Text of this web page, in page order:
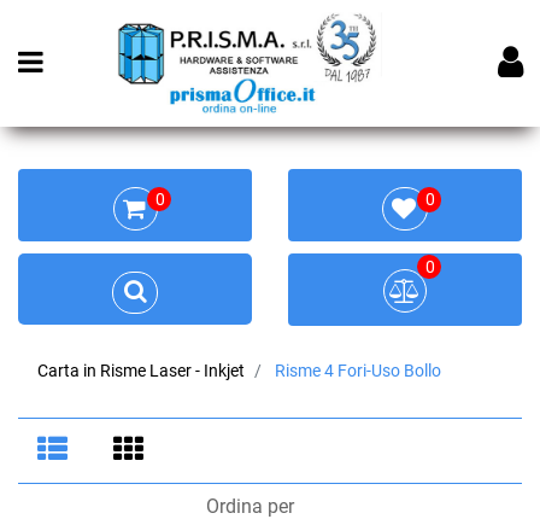
Open menu
0 0
0
Carta in Risme Laser - Inkjet Risme 4 Fori-Uso Bollo
Ordina per